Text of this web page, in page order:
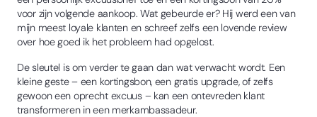
voor zijn volgende aankoop. Wat gebeurde er? Hij werd een van
mijn meest loyale klanten en schreef zelfs een lovende review
over hoe goed ik het probleem had opgelost.
De sleutel is om verder te gaan dan wat verwacht wordt. Een
kleine geste – een kortingsbon, een gratis upgrade, of zelfs
gewoon een oprecht excuus – kan een ontevreden klant
transformeren in een merkambassadeur.